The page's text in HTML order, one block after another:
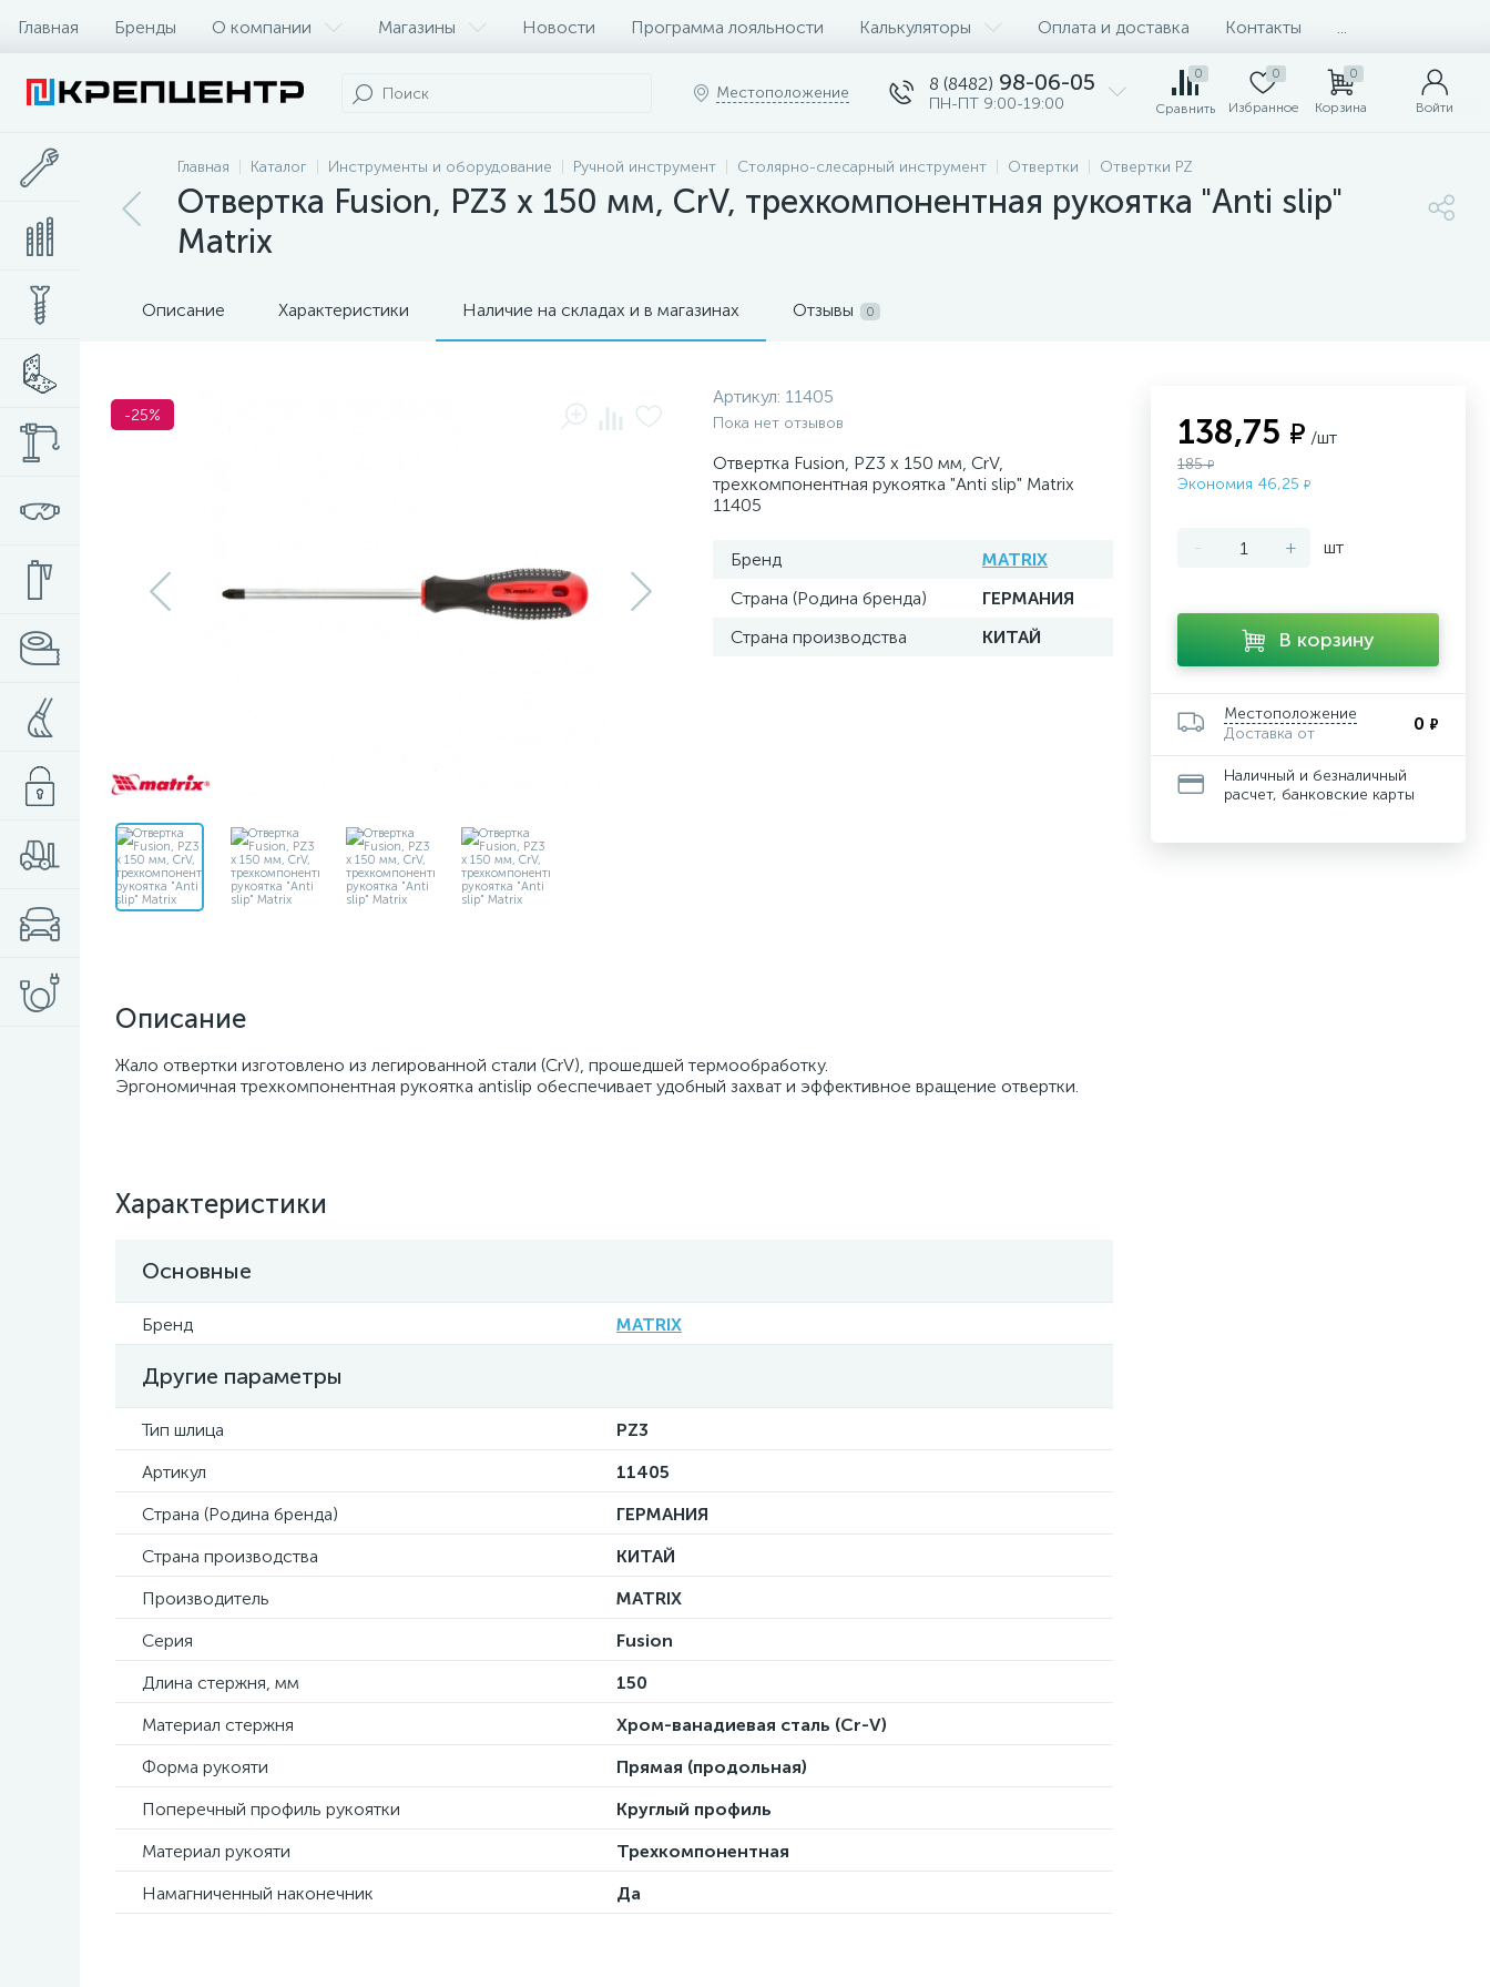
Главная Бренды О компании Магазины Новости Программа лояльности Калькуляторы Оплата и доставка Контакты
Местоположение 8 (8482) 98-06-05
ПН-ПТ 9:00-19:00
0
Сравнить
0
Избранное
0
Корзина Войти
Главная Каталог Инструменты и оборудование Ручной инструмент Столярно-слесарный инструмент Отвертки Отвертки PZ
Отвертка Fusion, PZ3 x 150 мм, CrV, трехкомпонентная рукоятка "Anti slip"
Matrix
Описание Характеристики Наличие на складах и в магазинах Отзывы 0
-25%
Артикул: 11405
Пока нет отзывов
Отвертка Fusion, PZ3 x 150 мм, CrV,
трехкомпонентная рукоятка "Anti slip" Matrix
11405
Бренд
MATRIX
Страна (Родина бренда)
ГЕРМАНИЯ
Страна производства
КИТАЙ
Описание
Жало отвертки изготовлено из легированной стали (CrV), прошедшей термообработку.
Эргономичная трехкомпонентная рукоятка antislip обеспечивает удобный захват и эффективное вращение отвертки.
Характеристики
Основные
Бренд MATRIX
Другие параметры
Тип шлица
PZ3
Артикул
11405
Страна (Родина бренда)
ГЕРМАНИЯ
Страна производства
КИТАЙ
Производитель
MATRIX
Серия
Fusion
Длина стержня, мм
150
Материал стержня
Хром-ванадиевая сталь (Cr-V)
Форма рукояти
Прямая (продольная)
Поперечный профиль рукоятки
Круглый профиль
Материал рукояти
Трехкомпонентная
Намагниченный наконечник
Да
138,75 ₽ /шт
185₽
Экономия 46,25 ₽
- + шт
В корзину
Местоположение
Доставка от
0 ₽
Наличный и безналичный
расчет, банковские карты